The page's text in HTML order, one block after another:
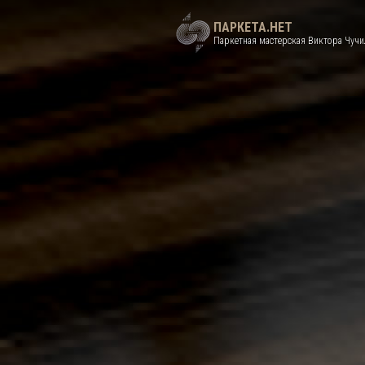
ПАРКЕТА.НЕТ
Паркетная мастерская Виктора